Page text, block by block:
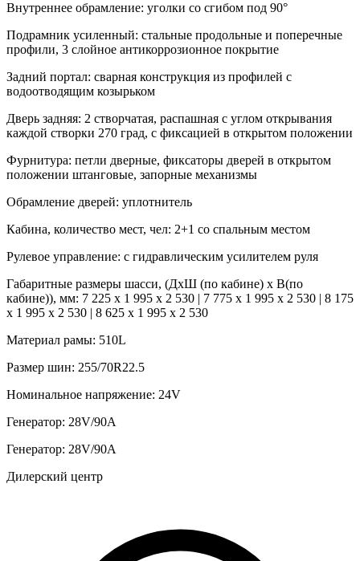
Внутреннее обрамление: уголки со сгибом под 90°
Подрамник усиленный: стальные продольные и поперечные
профили, 3 слойное антикоррозионное покрытие
Задний портал: сварная конструкция из профилей c
водоотводящим козырьком
Дверь задняя: 2 створчатая, распашная с углом открывания
каждой створки 270 град, с фиксацией в открытом положении
Фурнитура: петли дверные, фиксаторы дверей в открытом
положении штанговые, запорные механизмы
Обрамление дверей: уплотнитель
Кабина, количество мест, чел: 2+1 со спальным местом
Рулевое управление: с гидравлическим усилителем руля
Габаритные размеры шасси, (ДхШ (по кабине) х В(по
кабине)), мм: 7 225 х 1 995 х 2 530 | 7 775 х 1 995 х 2 530 | 8 175
х 1 995 х 2 530 | 8 625 х 1 995 х 2 530
Материал рамы: 510L
Размер шин: 255/70R22.5
Номинальное напряжение: 24V
Генератор: 28V/90A
Генератор: 28V/90A
Дилерский центр